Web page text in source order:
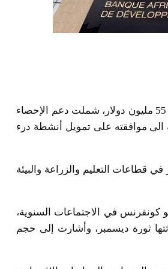
تقدم السودان بعدد من المشاريع للبنك الأفريقي للتنمية، للحصول على تمويل بقيمة 55 مليون دولار، شملت دعم الإحصاء
الى موافقته على تمويل أنشطة درء
البنك حاليا في السودان بقيمة 388 مليون دولار في قطاعات التعليم والزراعة والبيئة
كونفرنس في الاجتماعات السنوية،
ثورة ديسمبر، وأشارت إلى حجم